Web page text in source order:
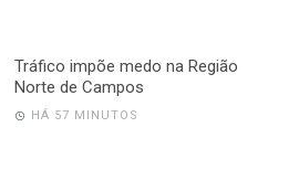
Tráfico impõe medo na Região
Norte de Campos
HÁ 57 MINUTOS